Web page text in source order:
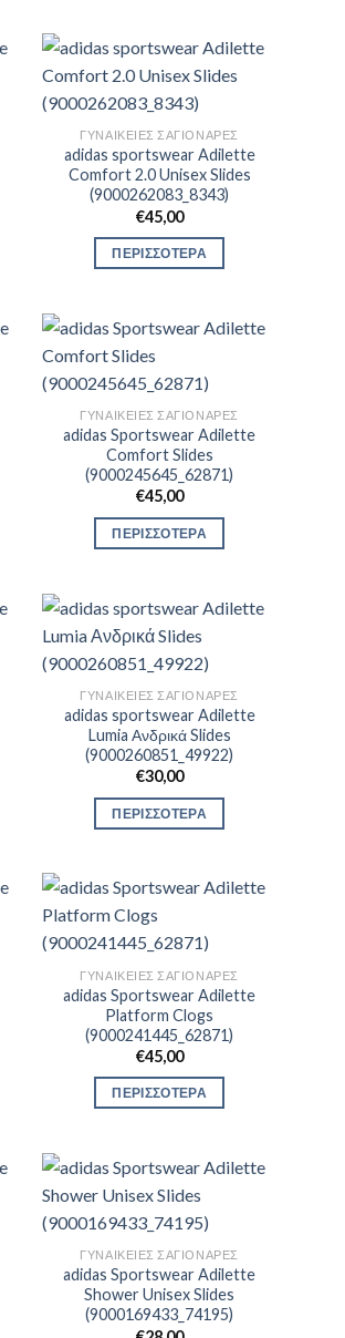
ΓΥΝΑΙΚΕΊΕΣ ΣΑΓΙΟΝΆΡΕΣ
adidas sportswear Adilette
Comfort 2.0 Unisex Slides
(9000262083_8343)
€45,00
ΠΕΡΙΣΣΟΤΕΡΑ
ΓΥΝΑΙΚΕΊΕΣ ΣΑΓΙΟΝΆΡΕΣ
adidas Sportswear Adilette
Comfort Slides
(9000245645_62871)
€45,00
ΠΕΡΙΣΣΟΤΕΡΑ
ΓΥΝΑΙΚΕΊΕΣ ΣΑΓΙΟΝΆΡΕΣ
adidas sportswear Adilette
Lumia Ανδρικά Slides
(9000260851_49922)
€30,00
ΠΕΡΙΣΣΟΤΕΡΑ
ΓΥΝΑΙΚΕΊΕΣ ΣΑΓΙΟΝΆΡΕΣ
adidas Sportswear Adilette
Platform Clogs
(9000241445_62871)
€45,00
ΠΕΡΙΣΣΟΤΕΡΑ
ΓΥΝΑΙΚΕΊΕΣ ΣΑΓΙΟΝΆΡΕΣ
adidas Sportswear Adilette
Shower Unisex Slides
(9000169433_74195)